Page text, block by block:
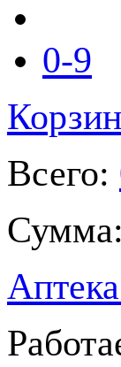
0-9
Всего:
Сумма: